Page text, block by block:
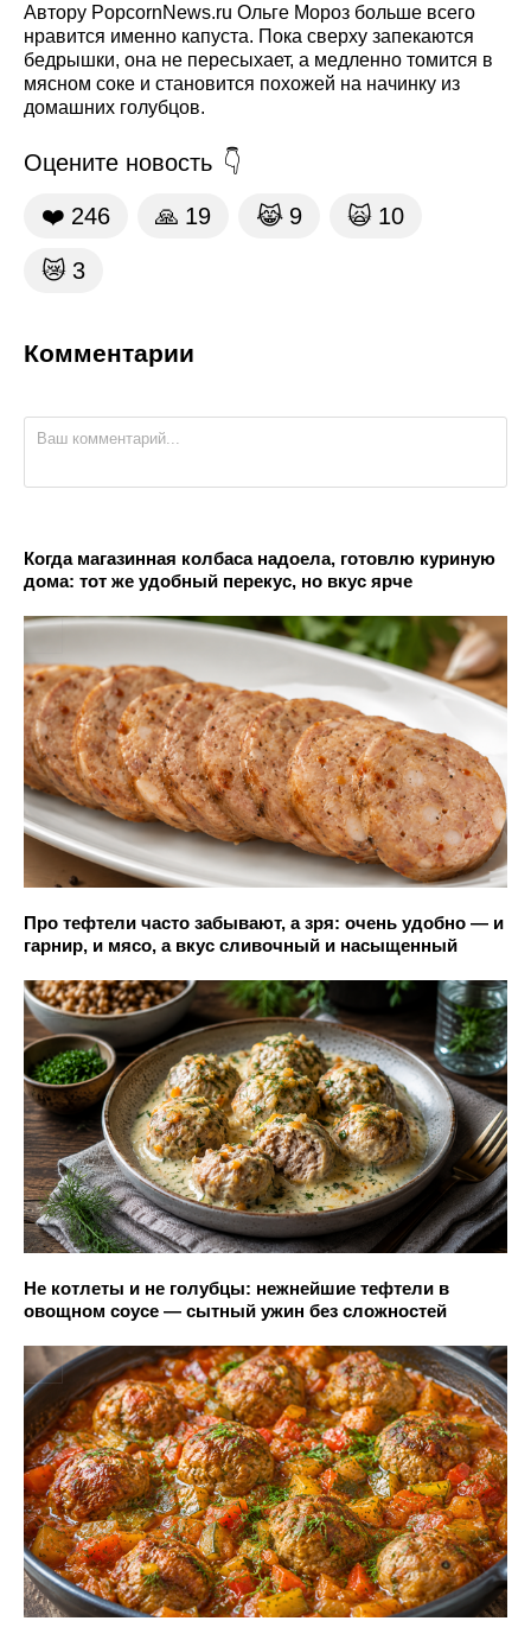
Автору PopcornNews.ru Ольге Мороз больше всего
нравится именно капуста. Пока сверху запекаются
бедрышки, она не пересыхает, а медленно томится в
мясном соке и становится похожей на начинку из
домашних голубцов.
Оцените новость
❤️ 246 🙏 19 😹 9 🙀 10
😿 3
Комментарии
Когда магазинная колбаса надоела, готовлю куриную
дома: тот же удобный перекус, но вкус ярче
Про тефтели часто забывают, а зря: очень удобно — и
гарнир, и мясо, а вкус сливочный и насыщенный
Не котлеты и не голубцы: нежнейшие тефтели в
овощном соусе — сытный ужин без сложностей